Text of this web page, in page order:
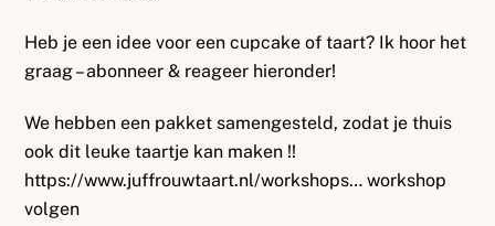
Heb je een idee voor een cupcake of taart? Ik hoor het
graag – abonneer & reageer hieronder!
We hebben een pakket samengesteld, zodat je thuis
ook dit leuke taartje kan maken !!
https://www.juffrouwtaart.nl/workshops… workshop
volgen